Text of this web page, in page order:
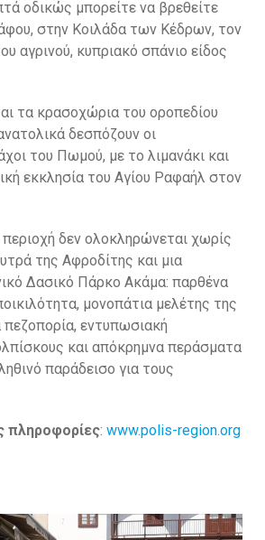
οδικώς μπορείτε να βρεθείτε
στην Κοιλάδα των Κέδρων, τον
αγρινού, κυπριακό σπάνιο είδος
τα κρασοχώρια του οροπεδίου
δεσπόζουν οι
του Πωμού, με το λιμανάκι και
εκκλησία του Αγίου Ραφαήλ στον
δεν ολοκληρώνεται χωρίς
της Αφροδίτης και μια
Δασικό Πάρκο Ακάμα: παρθένα
μονοπάτια μελέτης της
πεζοπορία, εντυπωσιακή
και απόκρημνα περάσματα
παράδεισο για τους
πληροφορίες: www.polis-region.org